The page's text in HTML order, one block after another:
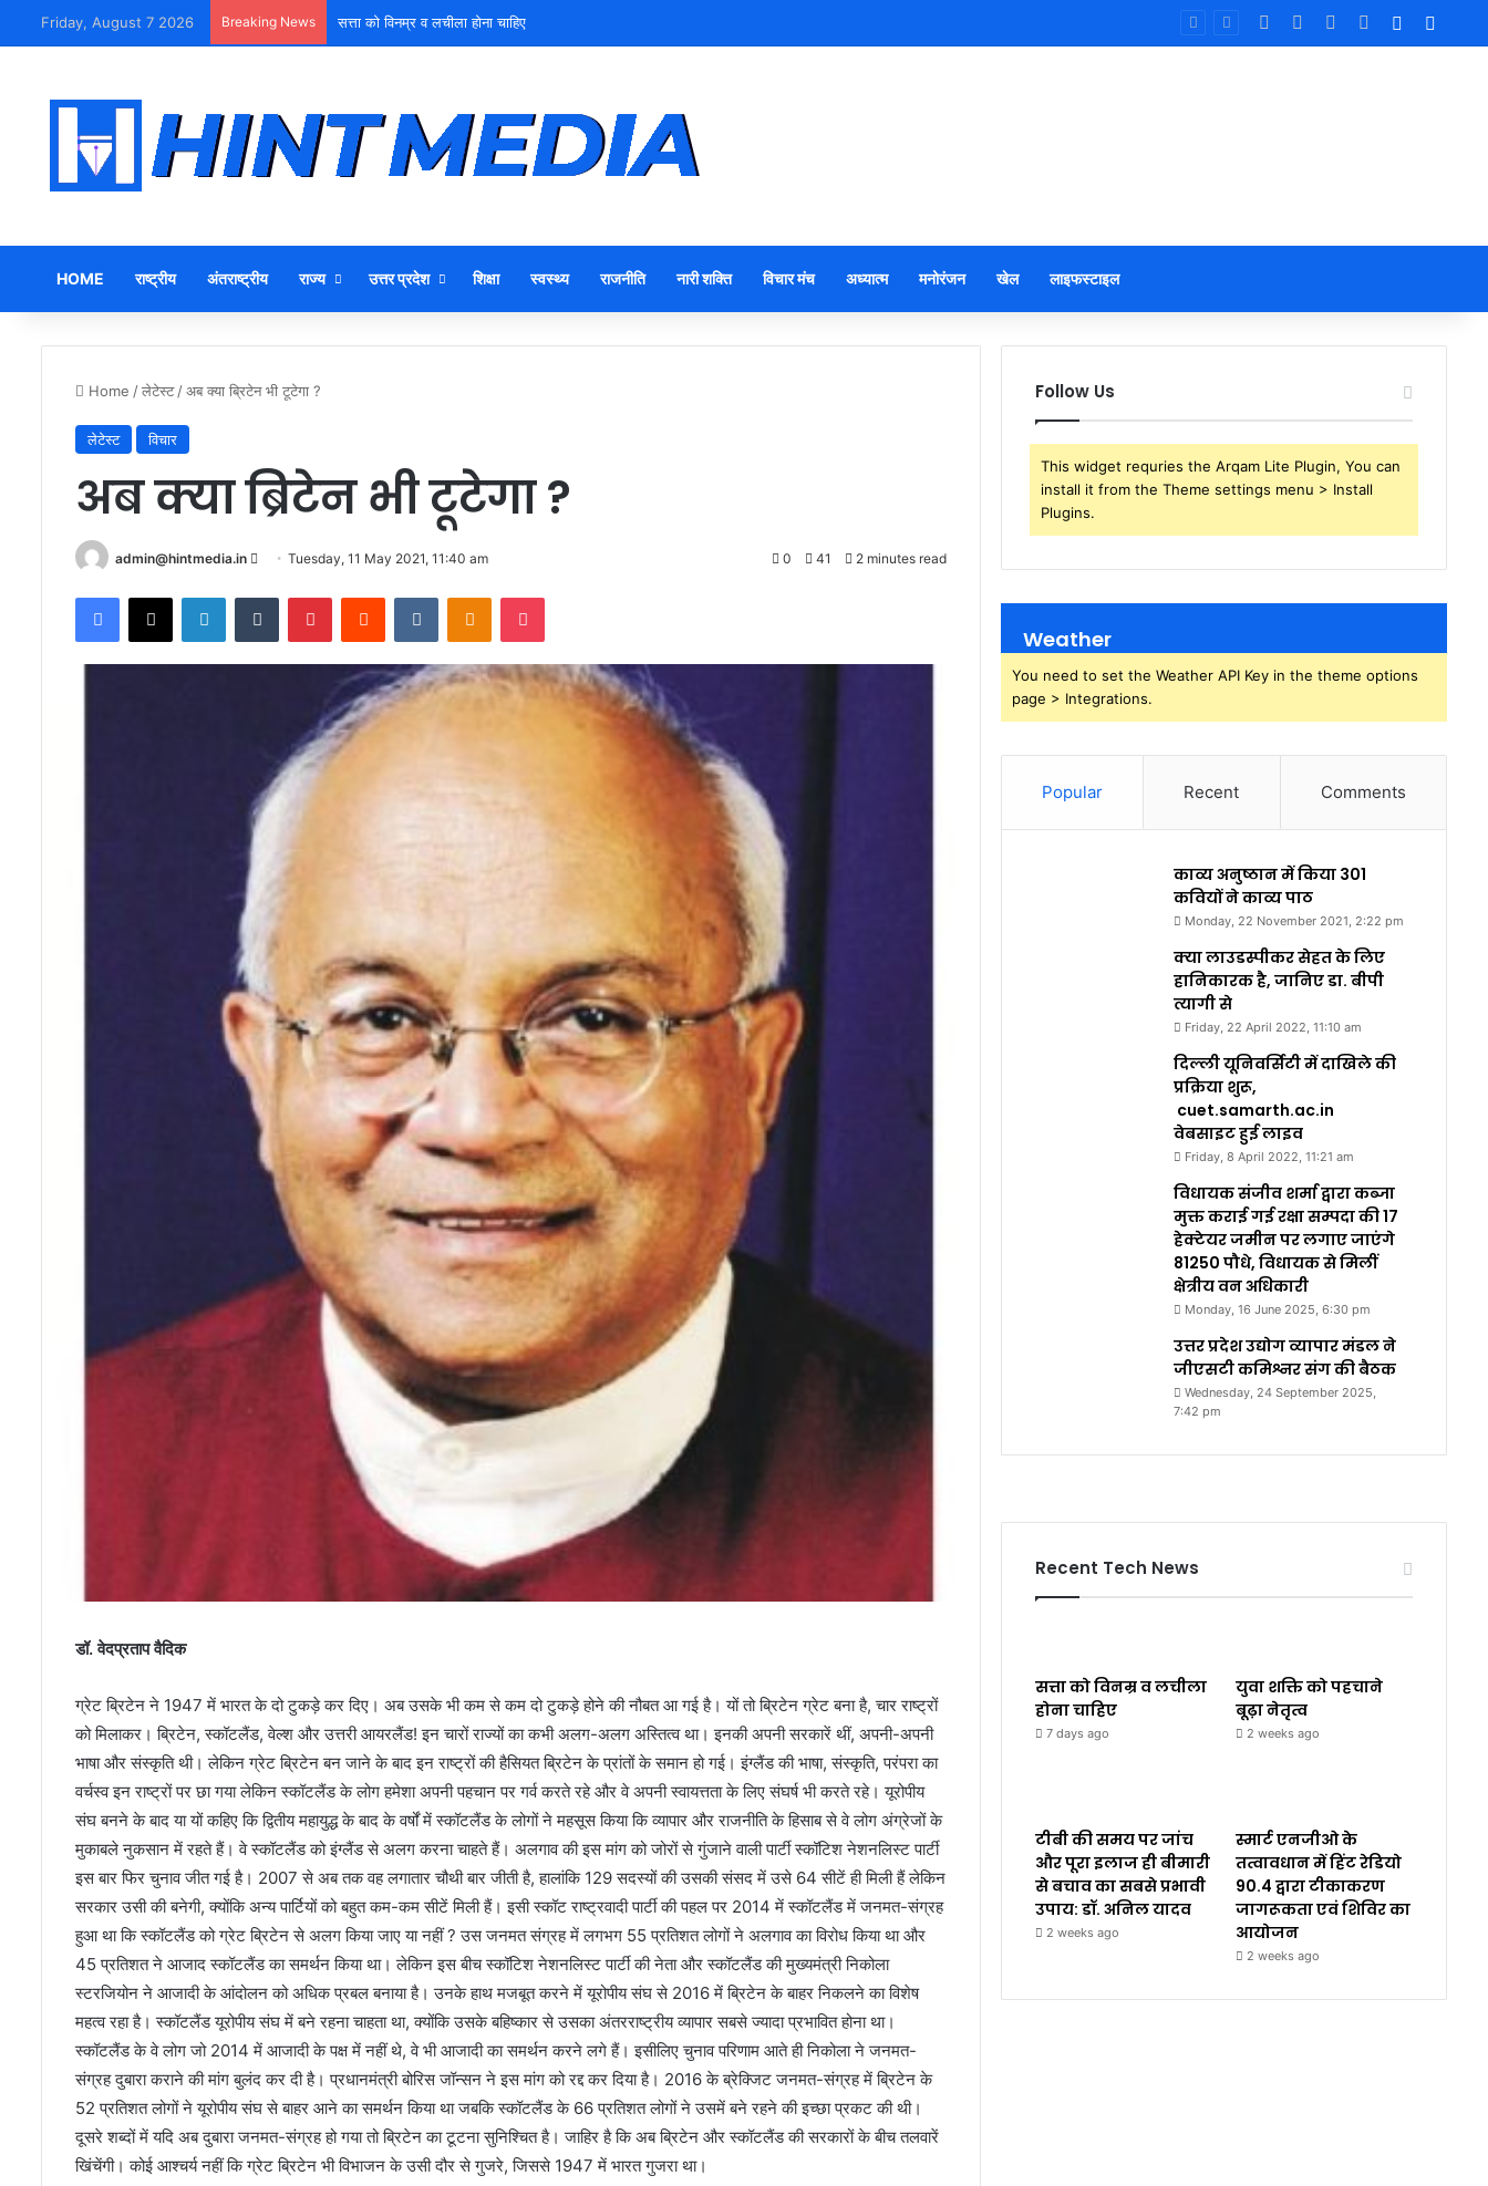
Friday, August 7 2026 Breaking News सत्ता को विनम्र व लचीला होना चाहिए Facebook YouTubeInstagram
Log In
HOME राष्ट्रीय अंतराष्ट्रीय राज्य उत्तर प्रदेश शिक्षा स्वस्थ्य राजनीति नारी शक्ति विचार मंच अध्यात्म मनोरंजन खेल लाइफस्टाइल
Home /लेटेस्ट /अब क्या ब्रिटेन भी टूटेगा ?
लेटेस्ट विचार
अब क्या ब्रिटेन भी टूटेगा ?
admin@hintmedia.in
Send
email
Tuesday, 11 May 2021, 11:40 am 0 41 2 minutes read
Facebook
X LinkedInTumblr PinterestReddit VKontakteOdnoklassniki
Pocket
डॉ. वेदप्रताप वैदिक
ग्रेट ब्रिटेन ने 1947 में भारत के दो टुकड़े कर दिए। अब उसके भी कम से कम दो टुकड़े होने की नौबत आ गई है। यों तो ब्रिटेन ग्रेट बना है, चार राष्ट्रों
को मिलाकर। ब्रिटेन, स्कॉटलैंड, वेल्श और उत्तरी आयरलैंड! इन चारों राज्यों का कभी अलग-अलग अस्तित्व था। इनकी अपनी सरकारें थीं, अपनी-अपनी
भाषा और संस्कृति थी। लेकिन ग्रेट ब्रिटेन बन जाने के बाद इन राष्ट्रों की हैसियत ब्रिटेन के प्रांतों के समान हो गई। इंग्लैंड की भाषा, संस्कृति, परंपरा का
वर्चस्व इन राष्ट्रों पर छा गया लेकिन स्कॉटलैंड के लोग हमेशा अपनी पहचान पर गर्व करते रहे और वे अपनी स्वायत्तता के लिए संघर्ष भी करते रहे। यूरोपीय
संघ बनने के बाद या यों कहिए कि द्वितीय महायुद्ध के बाद के वर्षों में स्कॉटलैंड के लोगों ने महसूस किया कि व्यापार और राजनीति के हिसाब से वे लोग अंग्रेजों के
मुकाबले नुकसान में रहते हैं। वे स्कॉटलैंड को इंग्लैंड से अलग करना चाहते हैं। अलगाव की इस मांग को जोरों से गुंजाने वाली पार्टी स्कॉटिश नेशनलिस्ट पार्टी
इस बार फिर चुनाव जीत गई है। 2007 से अब तक वह लगातार चौथी बार जीती है, हालांकि 129 सदस्यों की उसकी संसद में उसे 64 सीटें ही मिली हैं लेकिन
सरकार उसी की बनेगी, क्योंकि अन्य पार्टियों को बहुत कम-कम सीटें मिली हैं। इसी स्कॉट राष्ट्रवादी पार्टी की पहल पर 2014 में स्कॉटलैंड में जनमत-संग्रह
हुआ था कि स्कॉटलैंड को ग्रेट ब्रिटेन से अलग किया जाए या नहीं ? उस जनमत संग्रह में लगभग 55 प्रतिशत लोगों ने अलगाव का विरोध किया था और
45 प्रतिशत ने आजाद स्कॉटलैंड का समर्थन किया था। लेकिन इस बीच स्कॉटिश नेशनलिस्ट पार्टी की नेता और स्कॉटलैंड की मुख्यमंत्री निकोला
स्टरजियोन ने आजादी के आंदोलन को अधिक प्रबल बनाया है। उनके हाथ मजबूत करने में यूरोपीय संघ से 2016 में ब्रिटेन के बाहर निकलने का विशेष
महत्व रहा है। स्कॉटलैंड यूरोपीय संघ में बने रहना चाहता था, क्योंकि उसके बहिष्कार से उसका अंतरराष्ट्रीय व्यापार सबसे ज्यादा प्रभावित होना था।
स्कॉटलैंड के वे लोग जो 2014 में आजादी के पक्ष में नहीं थे, वे भी आजादी का समर्थन करने लगे हैं। इसीलिए चुनाव परिणाम आते ही निकोला ने जनमत-
संग्रह दुबारा कराने की मांग बुलंद कर दी है। प्रधानमंत्री बोरिस जॉन्सन ने इस मांग को रद्द कर दिया है। 2016 के ब्रेक्जिट जनमत-संग्रह में ब्रिटेन के
52 प्रतिशत लोगों ने यूरोपीय संघ से बाहर आने का समर्थन किया था जबकि स्कॉटलैंड के 66 प्रतिशत लोगों ने उसमें बने रहने की इच्छा प्रकट की थी।
दूसरे शब्दों में यदि अब दुबारा जनमत-संग्रह हो गया तो ब्रिटेन का टूटना सुनिश्चित है। जाहिर है कि अब ब्रिटेन और स्कॉटलैंड की सरकारों के बीच तलवारें
खिंचेंगी। कोई आश्चर्य नहीं कि ग्रेट ब्रिटेन भी विभाजन के उसी दौर से गुजरे, जिससे 1947 में भारत गुजरा था।
Follow Us
This widget requries the Arqam Lite Plugin, You can
install it from the Theme settings menu > Install
Plugins.
Weather
You need to set the Weather API Key in the theme options
page > Integrations.
Popular Recent Comments
काव्य अनुष्ठान में किया 301
कवियों ने काव्य पाठ
Monday, 22 November 2021, 2:22 pm
क्या लाउडस्पीकर सेहत के लिए
हानिकारक है, जानिए डा. बीपी
त्यागी से
Friday, 22 April 2022, 11:10 am
दिल्ली यूनिवर्सिटी में दाखिले की
प्रक्रिया शुरू,
cuet.samarth.ac.in
वेबसाइट हुई लाइव
Friday, 8 April 2022, 11:21 am
विधायक संजीव शर्मा द्वारा कब्जा
मुक्त कराई गई रक्षा सम्पदा की 17
हेक्टेयर जमीन पर लगाए जाएंगे
81250 पौधे, विधायक से मिलीं
क्षेत्रीय वन अधिकारी
Monday, 16 June 2025, 6:30 pm
उत्तर प्रदेश उद्योग व्यापार मंडल ने
जीएसटी कमिश्नर संग की बैठक
Wednesday, 24 September 2025,
7:42 pm
Recent Tech News
सत्ता को विनम्र व लचीला
होना चाहिए
7 days ago
युवा शक्ति को पहचाने
बूढ़ा नेतृत्व
2 weeks ago
टीबी की समय पर जांच
और पूरा इलाज ही बीमारी
से बचाव का सबसे प्रभावी
उपाय: डॉ. अनिल यादव
2 weeks ago
स्मार्ट एनजीओ के
तत्वावधान में हिंट रेडियो
90.4 द्वारा टीकाकरण
जागरूकता एवं शिविर का
आयोजन
2 weeks ago